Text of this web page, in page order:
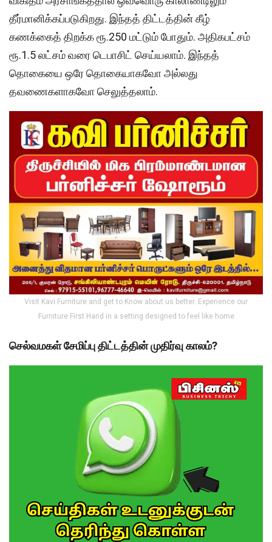
தீர்மானிக்கப்படுகிறது. இந்தத் திட்டத்தின் கீழ்
கணக்கைத் திறக்க ரூ.250 மட்டும் போதும். அதிகபட்சம்
ரூ.1.5 லட்சம் வரை டெபாசிட் செய்யலாம். இந்தத்
தொகையை ஒரே தொகையாகவோ அல்லது
தவணைகளாகவோ செலுத்தலாம்.
Visit Kavi Furniture and get to Know about us better. Experience our
Furniture First Hand in a setting designed to feel like home
செல்வமகள் சேமிப்பு திட்டத்தின் முதிர்வு காலம்?